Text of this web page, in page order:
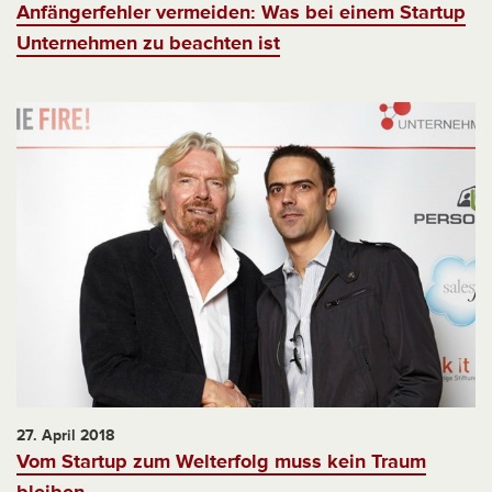
Anfängerfehler vermeiden: Was bei einem Startup
Unternehmen zu beachten ist
27. April 2018
Vom Startup zum Welterfolg muss kein Traum